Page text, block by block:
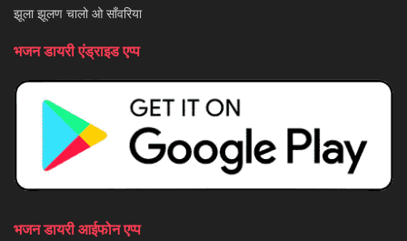
झूला झूलण चालो ओ साँवरिया
भजन डायरी एंड्राइड एप्प
भजन डायरी आईफोन एप्प